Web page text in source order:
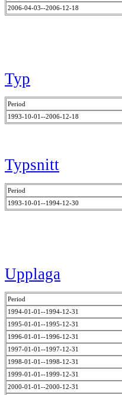
2006-04-03--2006-12-18
Typ
Period
1993-10-01--2006-12-18
Typsnitt
Period
1993-10-01--1994-12-30
Upplaga
Period
1994-01-01--1994-12-31
1995-01-01--1995-12-31
1996-01-01--1996-12-31
1997-01-01--1997-12-31
1998-01-01--1998-12-31
1999-01-01--1999-12-31
2000-01-01--2000-12-31